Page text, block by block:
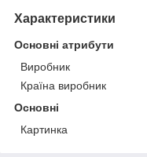
Характеристики
Основні атрибути
Виробник
Країна виробник
Основні
Картинка